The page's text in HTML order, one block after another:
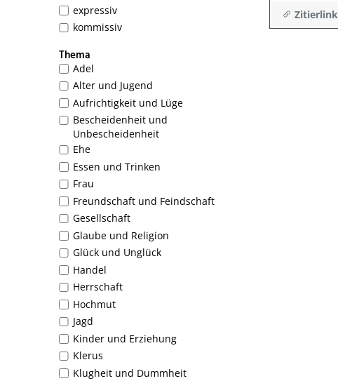
expressiv
kommissiv
Thema
Adel
Alter und Jugend
Aufrichtigkeit und Lüge
Bescheidenheit und
Unbescheidenheit
Ehe
Essen und Trinken
Frau
Freundschaft und Feindschaft
Gesellschaft
Glaube und Religion
Glück und Unglück
Handel
Herrschaft
Hochmut
Jagd
Kinder und Erziehung
Klerus
Klugheit und Dummheit
Zitierlink